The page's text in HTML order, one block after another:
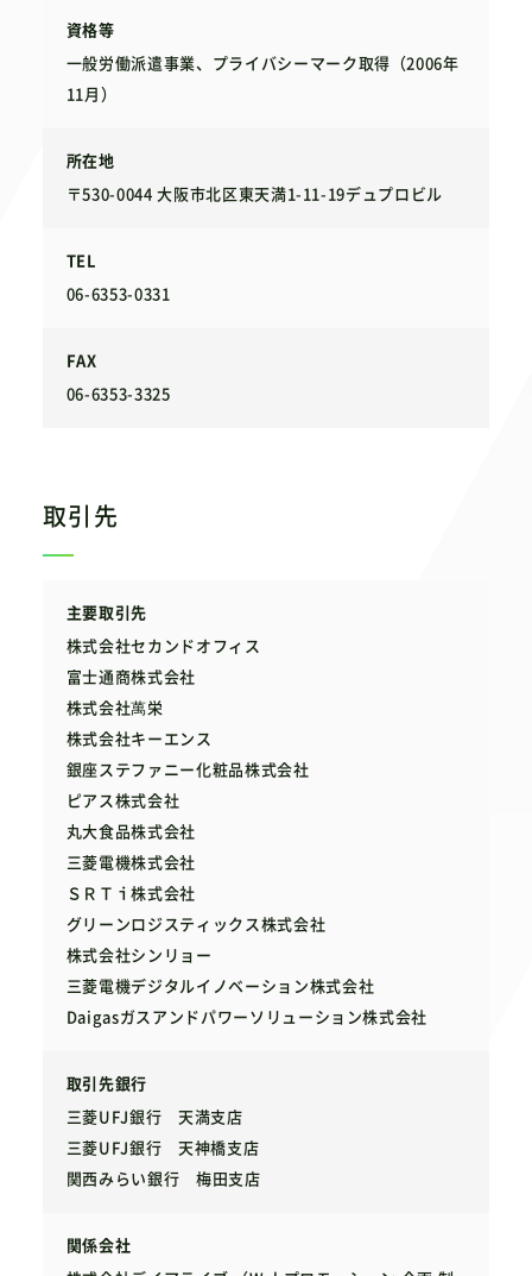
資格等
一般労働派遣事業、プライバシーマーク取得（2006年
11月）
所在地
〒530-0044 大阪市北区東天満1-11-19デュプロビル
TEL
06-6353-0331
FAX
06-6353-3325
取引先
主要取引先
株式会社セカンドオフィス
富士通商株式会社
株式会社萬栄
株式会社キーエンス
銀座ステファニー化粧品株式会社
ピアス株式会社
丸大食品株式会社
三菱電機株式会社
ＳＲＴｉ株式会社
グリーンロジスティックス株式会社
株式会社シンリョー
三菱電機デジタルイノベーション株式会社
Daigasガスアンドパワーソリューション株式会社
取引先銀行
三菱UFJ銀行 天満支店
三菱UFJ銀行 天神橋支店
関西みらい銀行 梅田支店
関係会社